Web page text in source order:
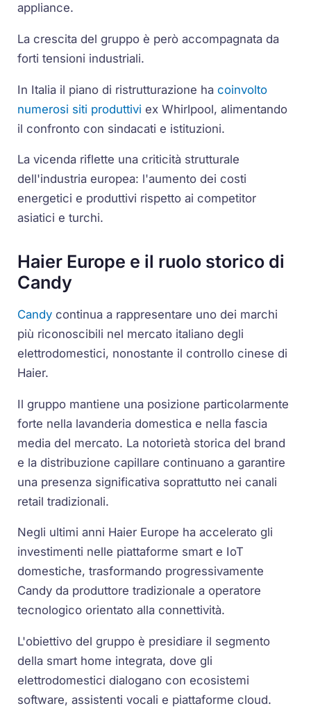
appliance.
La crescita del gruppo è però accompagnata da
forti tensioni industriali.
In Italia il piano di ristrutturazione hacoinvolto
numerosi siti produttivi ex Whirlpool, alimentando
il confronto con sindacati e istituzioni.
La vicenda riflette una criticità strutturale
dell'industria europea: l'aumento dei costi
energetici e produttivi rispetto ai competitor
asiatici e turchi.
Haier Europe e il ruolo storico di
Candy
Candy continua a rappresentare uno dei marchi
più riconoscibili nel mercato italiano degli
elettrodomestici, nonostante il controllo cinese di
Haier.
Il gruppo mantiene una posizione particolarmente
forte nella lavanderia domestica e nella fascia
media del mercato. La notorietà storica del brand
e la distribuzione capillare continuano a garantire
una presenza significativa soprattutto nei canali
retail tradizionali.
Negli ultimi anni Haier Europe ha accelerato gli
investimenti nelle piattaforme smart e IoT
domestiche, trasformando progressivamente
Candy da produttore tradizionale a operatore
tecnologico orientato alla connettività.
L'obiettivo del gruppo è presidiare il segmento
della smart home integrata, dove gli
elettrodomestici dialogano con ecosistemi
software, assistenti vocali e piattaforme cloud.